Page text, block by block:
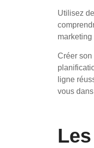
Utilisez
marketing
Créer son
ligne
vous